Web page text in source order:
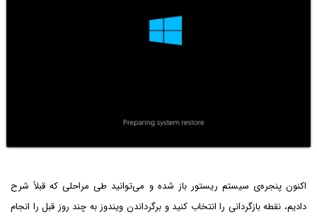
اکنون پنجره‌ی سیستم ریستور باز شده و می‌توانید طی مراحلی که قبلاً شرح
دادیم، نقطه بازگردانی را انتخاب کنید و برگرداندن ویندوز به چند روز قبل را انجام